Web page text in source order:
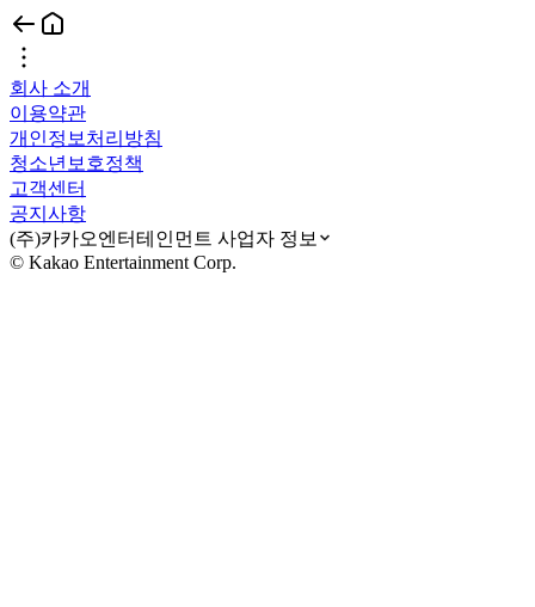
회사 소개
이용약관
개인정보처리방침
청소년보호정책
고객센터
공지사항
(주)카카오엔터테인먼트 사업자 정보
© Kakao Entertainment Corp.